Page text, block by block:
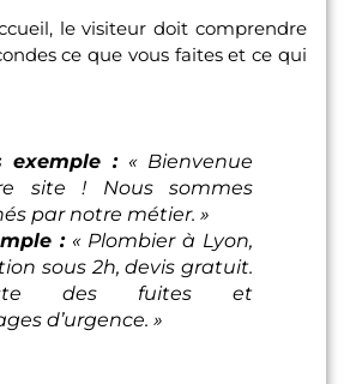
le visiteur doit comprendre
ce que vous faites et ce qui
exemple :« Bienvenue
site ! Nous sommes
par notre métier. »
:« Plombier à Lyon,
sous 2h, devis gratuit.
des fuites et
d’urgence. »